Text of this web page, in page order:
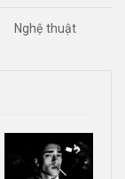
Nghệ thuật